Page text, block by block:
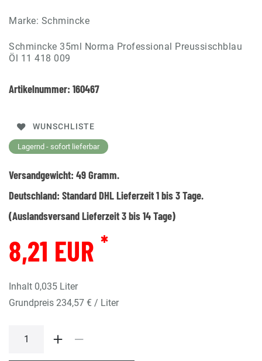
Marke: Schmincke
Schmincke 35ml Norma Professional Preussischblau
Öl 11 418 009
Artikelnummer: 160467
WUNSCHLISTE
Lagernd - sofort lieferbar
Versandgewicht: 49Gramm.
Deutschland: Standard DHL Lieferzeit 1 bis 3 Tage.
(Auslandsversand Lieferzeit 3 bis 14 Tage)
8,21 EUR *
Inhalt 0,035 Liter
Grundpreis 234,57 € / Liter